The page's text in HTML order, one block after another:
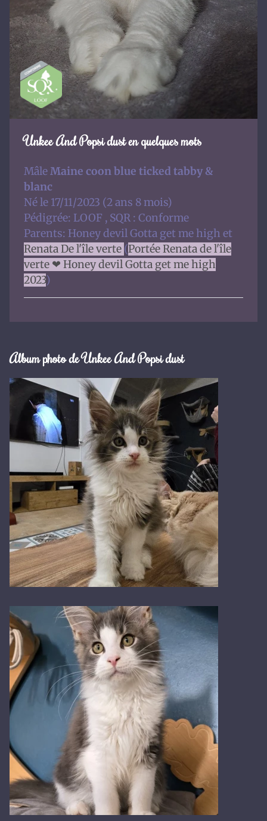
Unkee And Popsi dust en quelques mots
MâleMaine coon blue ticked tabby &
blanc
Né le 17/11/2023 (2 ans 8 mois)
Pédigrée: LOOF , SQR : Conforme
Parents: Honey devil Gotta get me high et
Renata De l'île verte (Portée Renata de l'île
verte ❤ Honey devil Gotta get me high
2023)
Album photo de Unkee And Popsi dust